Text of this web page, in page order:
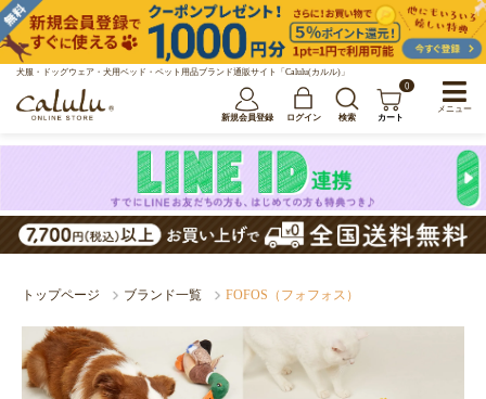
犬服・ドッグウェア・犬用ベッド・ペット用品ブランド通販サイト「Calulu(カルル)」
新規会員登録 ログイン 検索
0
カート
トップページ ブランド一覧 FOFOS（フォフォス）
メニュー